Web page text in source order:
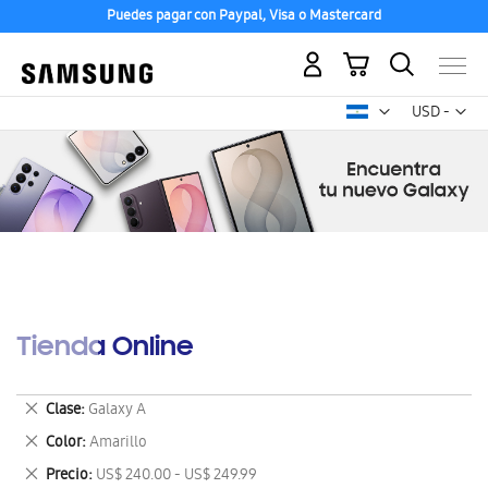
Puedes pagar con Paypal, Visa o Mastercard
USD -
dólar
Mi carrito
Tienda Online
Clase Galaxy A
Eliminar
este
artículo
Color Amarillo
Eliminar
este
Precio US$ 240.00 - US$ 249.99
Eliminar